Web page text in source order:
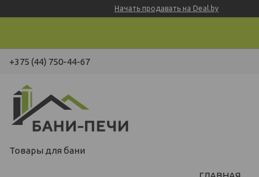
Начать продавать на Deal.by
+375 (44) 750-44-67
Товары для бани